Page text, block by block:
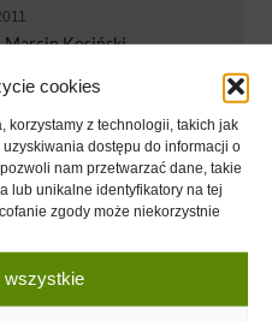
cookies
korzystamy z technologii, takich jak
dostępu do informacji o
nam przetwarzać dane, takie
lub unikalne identyfikatory na tej
zgody może niekorzystnie
wszystkie
Marcin Kosiński
2011 - Marcin Kosiński